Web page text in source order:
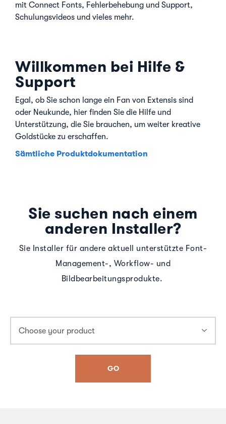
mit Connect Fonts, Fehlerbehebung und Support,
Schulungsvideos und vieles mehr.
Willkommen bei Hilfe &
Support
Egal, ob Sie schon lange ein Fan von Extensis sind
oder Neukunde, hier finden Sie die Hilfe und
Unterstützung, die Sie brauchen, um weiter kreative
Goldstücke zu erschaffen.
Sämtliche Produktdokumentation
Sie suchen nach einem
anderen Installer?
Sie Installer für andere aktuell unterstützte Font-
Management-, Workflow- und
Bildbearbeitungsprodukte.
GO